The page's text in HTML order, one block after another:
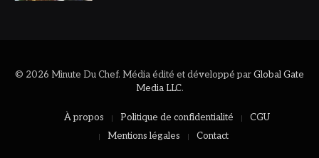
© 2026 Minute Du Chef. Média édité et développé parGlobal Gate
Media LLC.
À propos Politique de confidentialité
CGU
Mentions légales
Contact